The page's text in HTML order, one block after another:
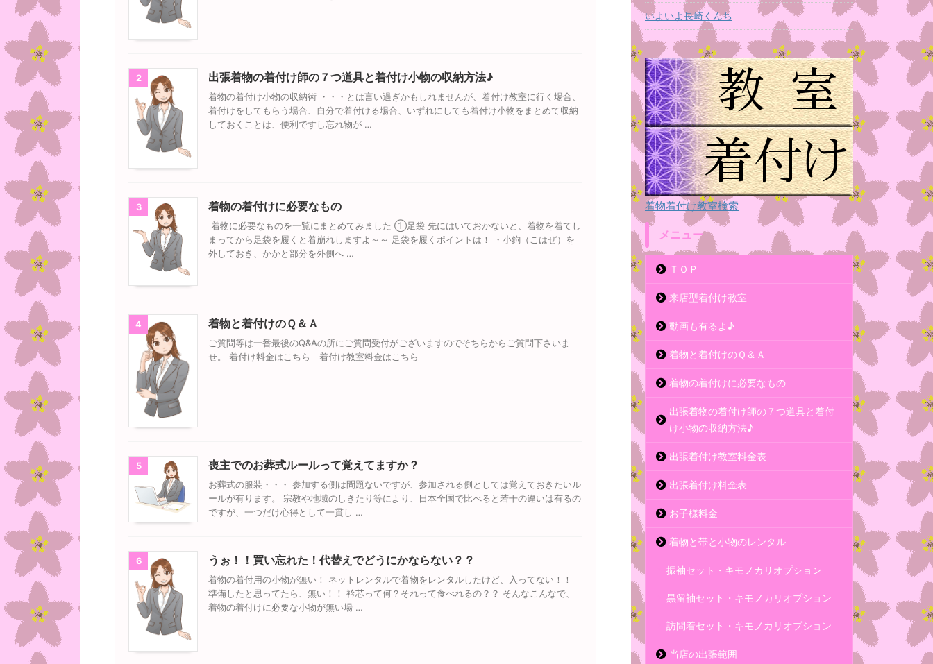
2 出張着物の着付け師の７つ道具と着付け小物の収納方法♪
着物の着付け小物の収納術 ・・・とは言い過ぎかもしれませんが、着付け教室に行く場合、
着付けをしてもらう場合、自分で着付ける場合、いずれにしても着付け小物をまとめて収納
しておくことは、便利ですし忘れ物が …
3 着物の着付けに必要なもの
着物に必要なものを一覧にまとめてみました ①足袋 先にはいておかないと、着物を着てし
まってから足袋を履くと着崩れしますよ～～ 足袋を履くポイントは！ ・小鉤（こはぜ）を
外しておき、かかと部分を外側へ …
4 着物と着付けのＱ＆Ａ
ご質問等は一番最後のQ&Aの所にご質問受付がございますのでそちらからご質問下さいま
せ。 着付け料金はこちら 着付け教室料金はこちら
5 喪主でのお葬式ルールって覚えてますか？
お葬式の服装・・・ 参加する側は問題ないですが、参加される側としては覚えておきたいル
ールが有ります。 宗教や地域のしきたり等により、日本全国で比べると若干の違いは有るの
ですが、一つだけ心得として一貫し …
6 うぉ！！買い忘れた！代替えでどうにかならない？？
着物の着付用の小物が無い！ ネットレンタルで着物をレンタルしたけど、入ってない！！
準備したと思ってたら、無い！！ 衿芯って何？それって食べれるの？？ そんなこんなで、
着物の着付けに必要な小物が無い場 …
いよいよ長崎くんち
着物着付け教室検索
メニュー
ＴＯＰ
来店型着付け教室
動画も有るよ♪
着物と着付けのＱ＆Ａ
着物の着付けに必要なもの
出張着物の着付け師の７つ道具と着付
け小物の収納方法♪
出張着付け教室料金表
出張着付け料金表
お子様料金
着物と帯と小物のレンタル
振袖セット・キモノカリオプション
黒留袖セット・キモノカリオプション
訪問着セット・キモノカリオプション
当店の出張範囲